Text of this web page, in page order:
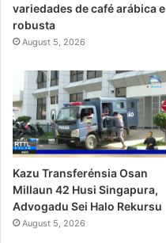
variedades de café arábica e
robusta
August 5, 2026
Kazu Transferénsia Osan
Millaun 42 Husi Singapura,
Advogadu Sei Halo Rekursu
August 5, 2026